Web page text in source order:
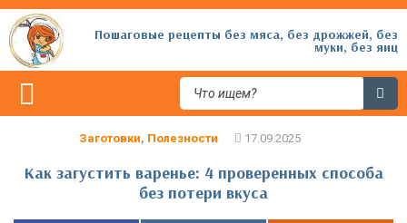
Пошаговые рецепты без мяса, без дрожжей, без
муки, без яиц
Заготовки, Полезности
Как загустить варенье: 4 проверенных способа
без потери вкуса